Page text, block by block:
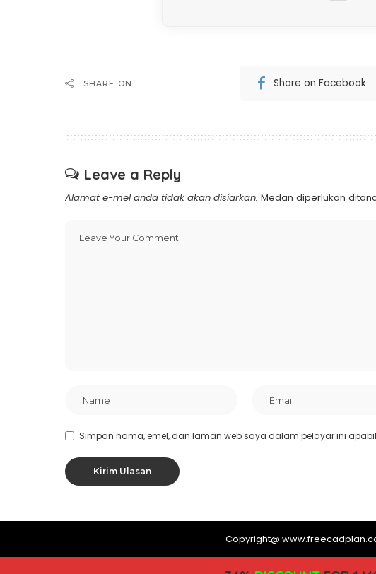
SHARE ON Share on Facebook
Leave a Reply
Alamat e-mel anda tidak akan disiarkan. Medan diperlukan
Simpan nama, emel, dan laman web saya dalam pelayar ini
Copyright@